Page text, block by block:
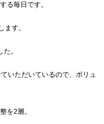
る毎日です。
ます。
。
いただいているので、ボリュ
を2層。